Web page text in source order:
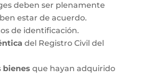
deben ser plenamente
estar de acuerdo.
de identificación.
del Registro Civil del
bienes que hayan adquirido